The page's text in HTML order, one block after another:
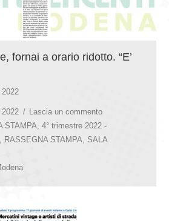
fornai a orario ridotto. “E’
Lascia un commento
STAMPA 4° trimestre 2022 -
RASSEGNA STAMPA
SALA